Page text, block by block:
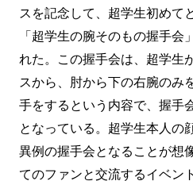
スを記念して、超学生初めて
「超学生の腕そのもの握手会
れた。この握手会は、超学生
スから、肘から下の右腕のみ
手をするという内容で、握手
となっている。超学生本人の
異例の握手会となることが想
てのファンと交流するイベン